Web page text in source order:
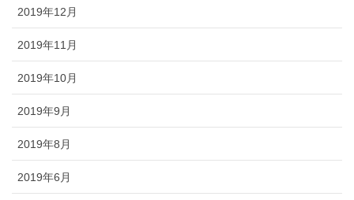
2019年12月
2019年11月
2019年10月
2019年9月
2019年8月
2019年6月